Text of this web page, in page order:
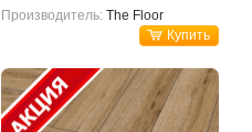
Производитель: The Floor
Купить